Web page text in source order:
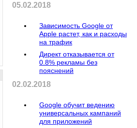
05.02.2018
Зависимость Google от
Apple растет, как и расходы
на трафик
Директ отказывается от
0.8% рекламы без
пояснений
02.02.2018
Google обучит ведению
универсальных кампаний
для приложений